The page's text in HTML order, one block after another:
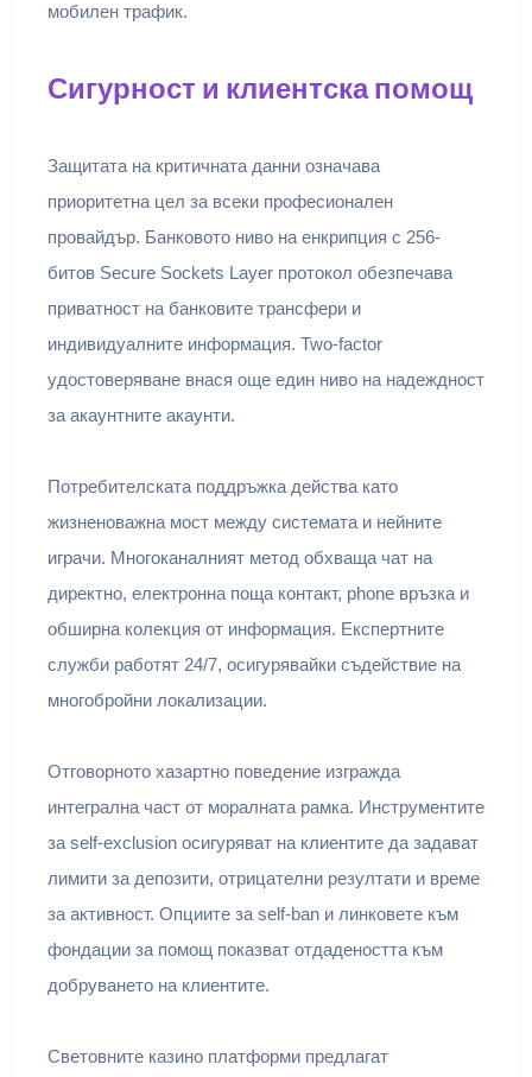
мобилен трафик.
Сигурност и клиентска помощ
Защитата на критичната данни означава
приоритетна цел за всеки професионален
провайдър. Банковото ниво на енкрипция с 256-
битов Secure Sockets Layer протокол обезпечава
приватност на банковите трансфери и
индивидуалните информация. Two-factor
удостоверяване внася още един ниво на надеждност
за акаунтните акаунти.
Потребителската поддръжка действа като
жизненоважна мост между системата и нейните
играчи. Многоканалният метод обхваща чат на
директно, електронна поща контакт, phone връзка и
обширна колекция от информация. Експертните
служби работят 24/7, осигурявайки съдействие на
многобройни локализации.
Отговорното хазартно поведение изгражда
интегрална част от моралната рамка. Инструментите
за self-exclusion осигуряват на клиентите да задават
лимити за депозити, отрицателни резултати и време
за активност. Опциите за self-ban и линковете към
фондации за помощ показват отдадеността към
добруването на клиентите.
Световните казино платформи предлагат